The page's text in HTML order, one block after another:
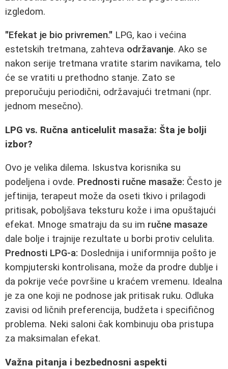
izgledom.
"Efekat je bio privremen." LPG, kao i većina
estetskih tretmana, zahteva održavanje. Ako se
nakon serije tretmana vratite starim navikama, telo
će se vratiti u prethodno stanje. Zato se
preporučuju periodični, održavajući tretmani (npr.
jednom mesečno).
LPG vs. Ručna anticelulit masaža: Šta je bolji
izbor?
Ovo je velika dilema. Iskustva korisnika su
podeljena i ovde. Prednosti ručne masaže: Često je
jeftinija, terapeut može da oseti tkivo i prilagodi
pritisak, poboljšava teksturu kože i ima opuštajući
efekat. Mnoge smatraju da su im ručne masaze
dale bolje i trajnije rezultate u borbi protiv celulita.
Prednosti LPG-a: Doslednija i uniformnija pošto je
kompjuterski kontrolisana, može da prodre dublje i
da pokrije veće površine u kraćem vremenu. Idealna
je za one koji ne podnose jak pritisak ruku. Odluka
zavisi od ličnih preferencija, budžeta i specifičnog
problema. Neki saloni čak kombinuju oba pristupa
za maksimalan efekat.
Važna pitanja i bezbednosni aspekti